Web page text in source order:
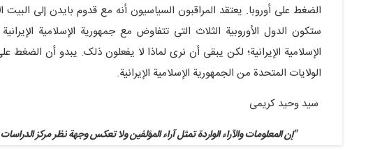
الضغط على أوروبا. یعتقد المراقبون السیاسیون أنه مع قدوم بایدن إلى البیت
ستکون الدول الأوروبیة الثلاث التی تتفاوض مع جمهوریة الإسلامیة
الإسلامیة الإیرانیة؛ لکن یبقى أن نرى لماذا لا یفعلون ذلک. یبدو أن الضغط
الولایات المتحدة من الجمهوریة الإسلامیة الإیرانیة.
سید وحید کریمی
"إن المعلومات والآراء الواردة تمثل آراء المؤلفین ولا تعکس وجهة نظر مرکز